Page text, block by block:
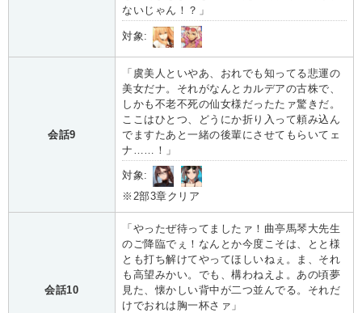
ないじゃん！？」
対象:
会話9
「虞美人といやあ、おれでも知ってる悲運の
美女だナ。それがなんとカルデアの古株で、
しかも不老不死の仙女様だったたァ驚きだ。
ここはひとつ、どうにか折り入って頼み込ん
でますたあと一緒の後輩にさせてもらいてェ
ナ……！」
対象:
※2部3章クリア
会話10
「やったぜ待ってましたァ！曲亭馬琴大先生
のご降臨でぇ！なんとか今度こそは、とと様
とも打ち解けてやってほしいねぇ。ま、それ
も高望みかい。でも、構わねえよ。あの頃夢
見た、懐かしい背中が二つ並んでる。それだ
けでおれは胸一杯さァ」